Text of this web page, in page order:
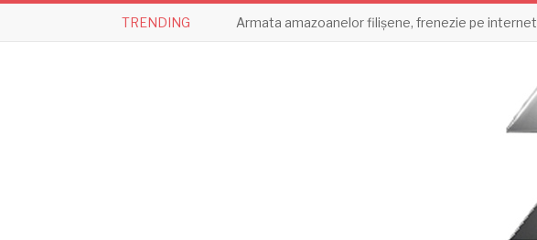
TRENDING Armata amazoanelor filișene, frenezie pe internet